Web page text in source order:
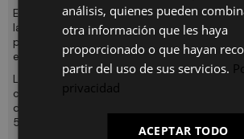
En UKUKHOME.com existen modelos de
la mesa de cocina Fly extensible, en su
puede medir unos 31cm, puedes usarla
está totalmente desplegada mide 1,4
La mesa multifunción extensible Albufera te
consola cuando está plegada totalmente y
desde 50cm de largo hasta 2,35m ya que
5 posiciones distintas.
análisis, quienes pueden
otra información que les haya
proporcionado o que hayan
partir del uso de sus servicios.
privacidad
ACEPTAR TODO